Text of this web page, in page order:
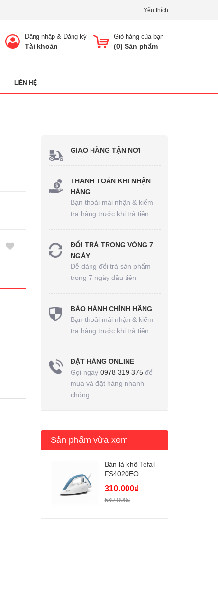
Yêu thích
Giỏ hàng của bạn
(0) Sản phẩm
Đăng nhập & Đăng ký
Tài khoản
LIÊN HỆ
GIAO HÀNG TẬN NƠI
THANH TOÁN KHI NHẬN
HÀNG
Bạn thoải mái nhận & kiểm
tra hàng trước khi trả tiền.
ĐỔI TRẢ TRONG VÒNG 7
NGÀY
Dễ dàng đổi trả sản phẩm
trong 7 ngày đầu tiên
BẢO HÀNH CHÍNH HÃNG
Bạn thoải mái nhận & kiểm
tra hàng trước khi trả tiền.
ĐẶT HÀNG ONLINE
Gọi ngay 0978 319 375để
mua và đặt hàng nhanh
chóng
Sản phẩm vừa xem
Bàn là khô Tefal
FS4020EO
310.000₫
539.000₫